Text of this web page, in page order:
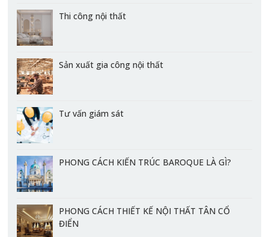
Thi công nội thất
Sản xuất gia công nội thất
Tư vấn giám sát
PHONG CÁCH KIẾN TRÚC BAROQUE LÀ GÌ?
PHONG CÁCH THIẾT KẾ NỘI THẤT TÂN CỔ
ĐIỂN